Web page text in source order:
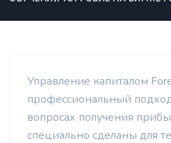
Управление капиталом
профессиональный
вопросах получения
специально сделаны для